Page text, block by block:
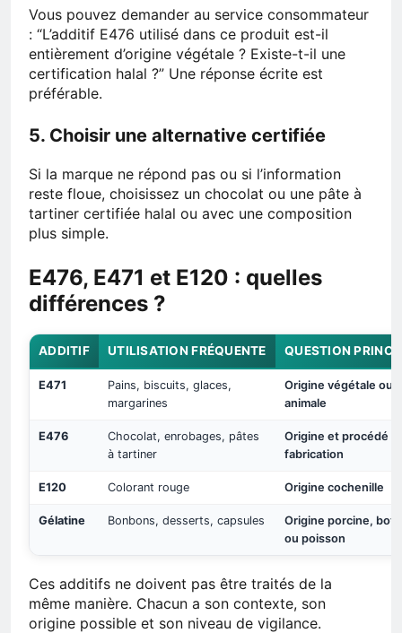
Vous pouvez demander au service consommateur
: “L’additif E476 utilisé dans ce produit est-il
entièrement d’origine végétale ? Existe-t-il une
certification halal ?” Une réponse écrite est
préférable.
5. Choisir une alternative certifiée
Si la marque ne répond pas ou si l’information
reste floue, choisissez un chocolat ou une pâte à
tartiner certifiée halal ou avec une composition
plus simple.
E476, E471 et E120 : quelles
différences ?
ADDITIF UTILISATION FRÉQUENTE QUESTION
E471
Pains, biscuits, glaces,
margarines
Origine végétale ou
animale
E476
Chocolat, enrobages, pâtes
à tartiner
Origine et procédé
fabrication
E120 Colorant rouge Origine cochenille
Gélatine Bonbons, desserts, capsules
Origine porcine,
ou poisson
Ces additifs ne doivent pas être traités de la
même manière. Chacun a son contexte, son
origine possible et son niveau de vigilance.